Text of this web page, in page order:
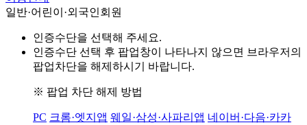
일반·어린이·외국인회원
인증수단을 선택해 주세요.
인증수단 선택 후 팝업창이 나타나지 않으면 브라우저의
팝업차단을 해제하시기 바랍니다.
※ 팝업 차단 해제 방법
PC 크롬·엣지앱 웨일·삼성·사파리앱 네이버·다음·카카